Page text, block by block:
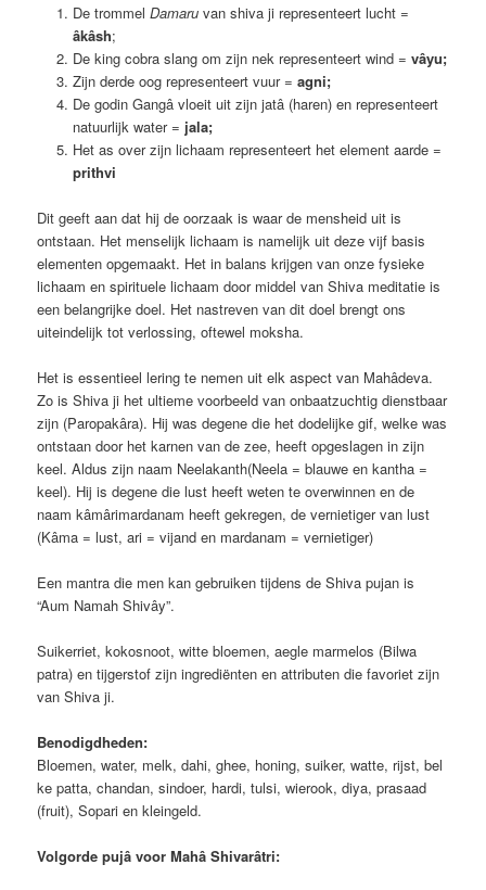
De trommel Damaruvan shiva ji representeert lucht =
âkâsh;
De king cobra slang om zijn nek representeert wind = vâyu;
Zijn derde oog representeert vuur = agni;
De godin Gangâ vloeit uit zijn jatâ (haren) en representeert
natuurlijk water = jala;
Het as over zijn lichaam representeert het element aarde =
prithvi
Dit geeft aan dat hij de oorzaak is waar de mensheid uit is
ontstaan. Het menselijk lichaam is namelijk uit deze vijf basis
elementen opgemaakt. Het in balans krijgen van onze fysieke
lichaam en spirituele lichaam door middel van Shiva meditatie is
een belangrijke doel. Het nastreven van dit doel brengt ons
uiteindelijk tot verlossing, oftewel moksha.
Het is essentieel lering te nemen uit elk aspect van Mahâdeva.
Zo is Shiva ji het ultieme voorbeeld van onbaatzuchtig dienstbaar
zijn (Paropakâra). Hij was degene die het dodelijke gif, welke was
ontstaan door het karnen van de zee, heeft opgeslagen in zijn
keel. Aldus zijn naam Neelakanth(Neela = blauwe en kantha =
keel). Hij is degene die lust heeft weten te overwinnen en de
naam kâmârimardanam heeft gekregen, de vernietiger van lust
(Kâma = lust, ari = vijand en mardanam = vernietiger)
Een mantra die men kan gebruiken tijdens de Shiva pujan is
“Aum Namah Shivây”.
Suikerriet, kokosnoot, witte bloemen, aegle marmelos (Bilwa
patra) en tijgerstof zijn ingrediënten en attributen die favoriet zijn
van Shiva ji.
Benodigdheden:
Bloemen, water, melk, dahi, ghee, honing, suiker, watte, rijst, bel
ke patta, chandan, sindoer, hardi, tulsi, wierook, diya, prasaad
(fruit), Sopari en kleingeld.
Volgorde pujâ voor Mahâ Shivarâtri: